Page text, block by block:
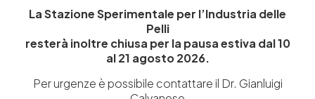
Codice di iscrizione all’Anagrafe Nazionale delle Ricerche del
Capitale SocialeEuro9.690.240,00
stazionesperimentaleindustriapelli@legalmail.it
081 5979100
La Stazione Sperimentale per l’Industria delle
Pelli
resterà inoltre chiusa per la pausa estiva dal 10
al 21 agosto 2026.
Per urgenze è possibile contattare il Dr. Gianluigi